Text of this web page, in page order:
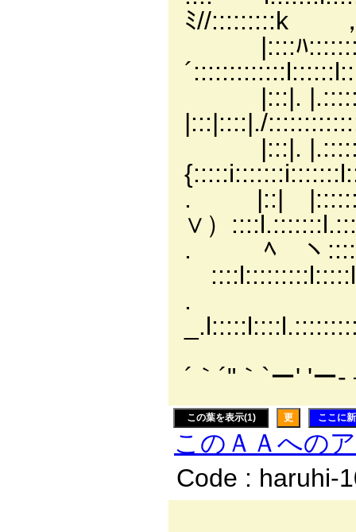
ﾐ//:::::::::k ，
|::::ﾊ
|:::|.
|:::|::::|./
|:::|.
. |::|
∨）
. ﾍ ヽ
ゝ
. ｀´
´｀´"｀`ー' 'ー-
この葉を表示(1) 更 ここに
このＡＡへの
Code : haruhi-